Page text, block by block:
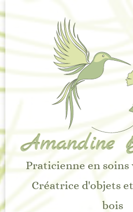
Amandine
Praticienne en
Créatrice d'objets
bois